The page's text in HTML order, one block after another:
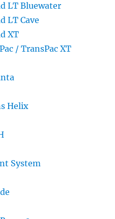
LT Bluewater
LT Cave
XT
/ TransPac XT
Helix
System